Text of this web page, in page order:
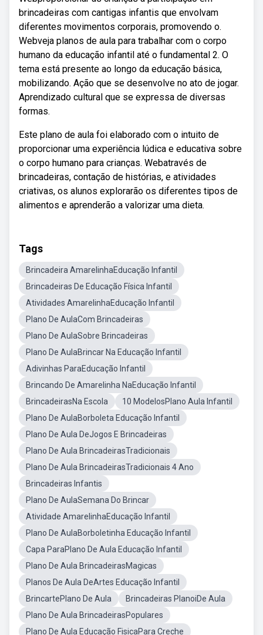
brincadeiras com cantigas infantis que envolvam
diferentes movimentos corporais, promovendo o.
Webveja planos de aula para trabalhar com o corpo
humano da educação infantil até o fundamental 2. O
tema está presente ao longo da educação básica,
mobilizando. Ação que se desenvolve no ato de jogar.
Aprendizado cultural que se expressa de diversas
formas.
Este plano de aula foi elaborado com o intuito de
proporcionar uma experiência lúdica e educativa sobre
o corpo humano para crianças. Webatravés de
brincadeiras, contação de histórias, e atividades
criativas, os alunos explorarão os diferentes tipos de
alimentos e aprenderão a valorizar uma dieta.
Tags
Brincadeira AmarelinhaEducação Infantil
Brincadeiras De Educação Física Infantil
Atividades AmarelinhaEducação Infantil
Plano De AulaCom Brincadeiras
Plano De AulaSobre Brincadeiras
Plano De AulaBrincar Na Educação Infantil
Adivinhas ParaEducação Infantil
Brincando De Amarelinha NaEducação Infantil
BrincadeirasNa Escola
10 ModelosPlano Aula Infantil
Plano De AulaBorboleta Educação Infantil
Plano De Aula DeJogos E Brincadeiras
Plano De Aula BrincadeirasTradicionais
Plano De Aula BrincadeirasTradicionais 4 Ano
Brincadeiras Infantis
Plano De AulaSemana Do Brincar
Atividade AmarelinhaEducação Infantil
Plano De AulaBorboletinha Educação Infantil
Capa ParaPlano De Aula Educação Infantil
Plano De Aula BrincadeirasMagicas
Planos De Aula DeArtes Educação Infantil
BrincartePlano De Aula
Brincadeiras PlanoiDe Aula
Plano De Aula BrincadeirasPopulares
Plano De Aula Educação FisicaPara Creche